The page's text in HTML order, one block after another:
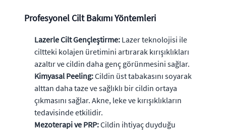
Profesyonel Cilt Bakımı Yöntemleri
Lazerle Cilt Gençleştirme: Lazer teknolojisi ile
ciltteki kolajen üretimini artırarak kırışıklıkları
azaltır ve cildin daha genç görünmesini sağlar.
Kimyasal Peeling:Cildin üst tabakasını soyarak
alttan daha taze ve sağlıklı bir cildin ortaya
çıkmasını sağlar. Akne, leke ve kırışıklıkların
tedavisinde etkilidir.
Mezoterapi ve PRP:Cildin ihtiyaç duyduğu